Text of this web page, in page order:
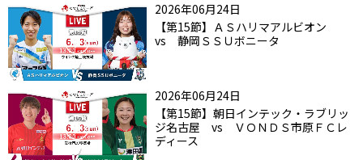
2026年06月24日
【第15節】ＡＳハリマアルビオン
vs 静岡ＳＳＵボニータ
2026年06月24日
【第15節】朝日インテック・ラブリッ
ジ名古屋 vs ＶＯＮＤＳ市原ＦＣレ
ディース